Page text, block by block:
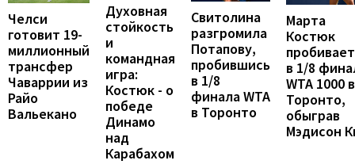
Челси
готовит 19-
миллионный
трансфер
Чаваррии из
Райо
Вальекано
Духовная
стойкость
и
командная
игра:
Костюк - о
победе
Динамо
над
Карабахом
Свитолина
разгромила
Потапову,
пробившись
в 1/8
финала WTA
в Торонто
Марта
Костюк
в 1/8
WTA 1000 в
Торонто,
обыграв
Мэдисон